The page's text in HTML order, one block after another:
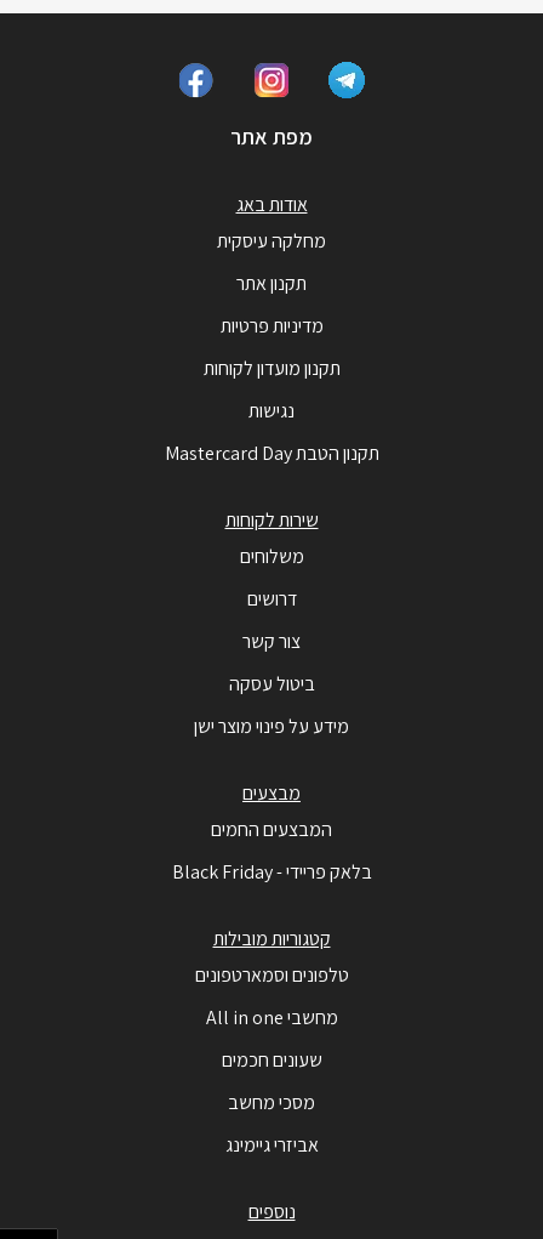
מפת אתר
אודות באג
מחלקה עיסקית
תקנון אתר
מדיניות פרטיות
תקנון מועדון לקוחות
נגישות
תקנון הטבת Mastercard Day
שירות לקוחות
משלוחים
דרושים
צור קשר
ביטול עסקה
מידע על פינוי מוצר ישן
מבצעים
המבצעים החמים
בלאק פריידי - Black Friday
קטגוריות מובילות
טלפונים וסמארטפונים
מחשבי All in one
שעונים חכמים
מסכי מחשב
אביזרי גיימינג
נוספים